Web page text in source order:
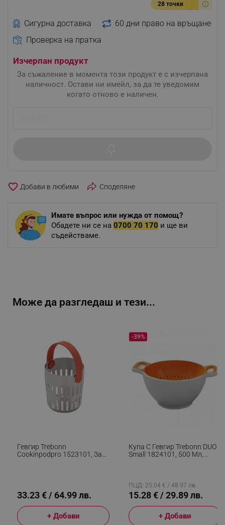
28 точки
Сигурна доставка
60 дни право на връщане
Проверка на пратка
Изчерпан продукт
За съжаление в момента този продукт е с изчерпана
наличност. Остави ни имейл, за да те уведомим
когато отново е наличен.
favorite_border Споделяне
Имате въпрос или нужда от помощ?
Обадете ни се на 0700 70 170 и ще ви
съдействаме.
Може да разгледаш и тези...
Гевгир Trebonn
Cookinpodpro 1523101, За
33.23 € / 64.99 лв.
+ Добави
Купа С Гевгир Trebonn DUO -
Small 1824101, 500 Мл,
-39%
ПЦД: 25.04 € / 48.97 лв.
15.28 € / 29.89 лв.
+ Добави